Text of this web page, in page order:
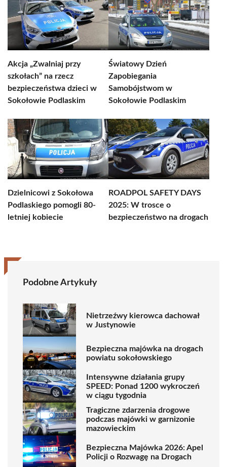
Akcja „Zwalniaj przy
szkołach” na rzecz
bezpieczeństwa dzieci w
Sokołowie Podlaskim
Światowy Dzień
Zapobiegania
Samobójstwom w
Sokołowie Podlaskim
Dzielnicowi z Sokołowa
Podlaskiego pomogli 80-
letniej kobiecie
ROADPOL SAFETY DAYS
2025: W trosce o
bezpieczeństwo na drogach
Podobne Artykuły
Nietrzeźwy kierowca dachował
w Justynowie
Bezpieczna majówka na drogach
powiatu sokołowskiego
Intensywne działania grupy
SPEED: Ponad 1200 wykroczeń
w ciągu tygodnia
Tragiczne zdarzenia drogowe
podczas majówki w garnizonie
mazowieckim
Bezpieczna Majówka 2026: Apel
Policji o Rozwagę na Drogach